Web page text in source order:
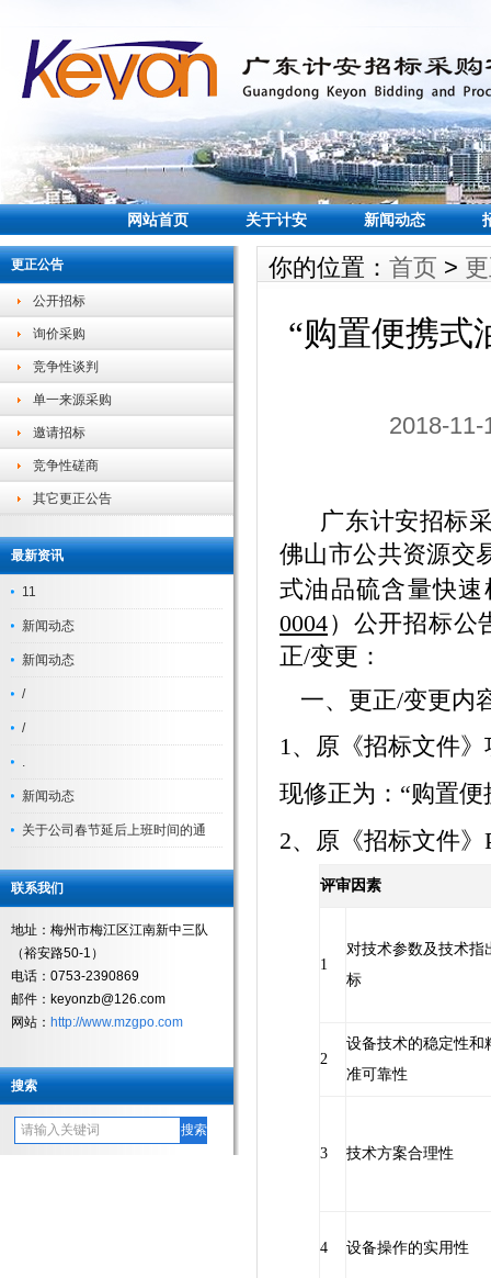
网站首页 关于计安 新闻动态
更正公告
公开招标
询价采购
竞争性谈判
单一来源采购
邀请招标
竞争性磋商
其它更正公告
最新资讯
11
新闻动态
新闻动态
/
/
.
新闻动态
关于公司春节延后上班时间的通
联系我们
地址：梅州市梅江区江南新中三队
（裕安路50-1）
电话：0753-2390869
邮件：keyonzb@126.com
网站： http://www.mzgpo.com
搜索
你的位置： 首页 >
“购置便携式
2018-
广东计安招标
佛山市公共资源交
式油品硫含量快速
0004）公开招标公
正/变更：
一、更正/变更内
1、原《招标文件
现修正为：“购置
2、原《招标文件》
评审因素
1
对技术参数及技术指
标
2
设备技术的稳定性和
准可靠性
3 技术方案合理性
4 设备操作的实用性